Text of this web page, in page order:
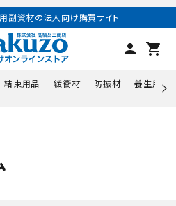
副資材の法人向け購買サイト
person shopping_cart
結束用品 緩衝材 防振材 養生用品